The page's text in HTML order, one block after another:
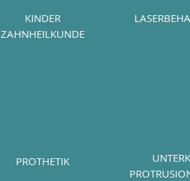
KINDER
ZAHNHEILKUNDE
PROTHETIK